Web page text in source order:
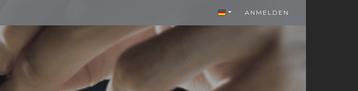
ANMELDEN